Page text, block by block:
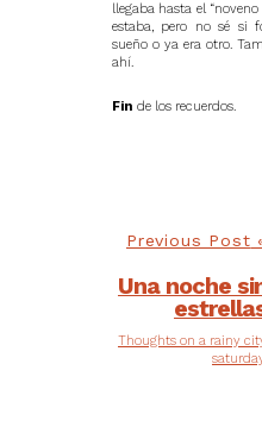
llegaba hasta el
estaba, pero no sé si
sueño o ya era otro.
ahí.
Fin de los recuerdos.
Previous Post
Una noche
Thoughts on a rainy